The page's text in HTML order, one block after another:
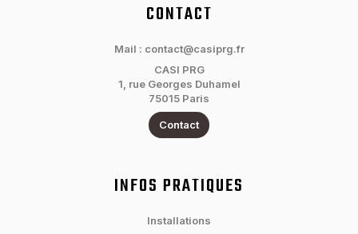
CONTACT
Mail : contact@casiprg.fr
CASI PRG
1, rue Georges Duhamel
75015 Paris
Contact
INFOS PRATIQUES
Installations